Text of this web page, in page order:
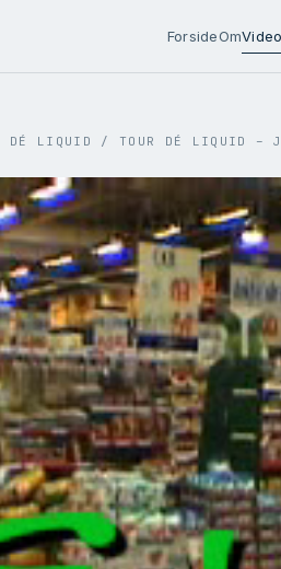
ForsideOmVideo
DÉ LIQUID / TOUR DÉ LIQUID –